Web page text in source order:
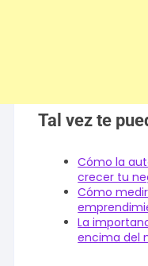
Tal vez te
Cómo la
crecer tu
Cómo
La
encima del